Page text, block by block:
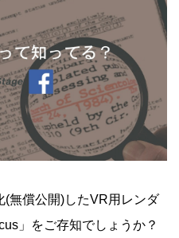
(無償公開)したVR用レンダ
」をご存知でしょうか？